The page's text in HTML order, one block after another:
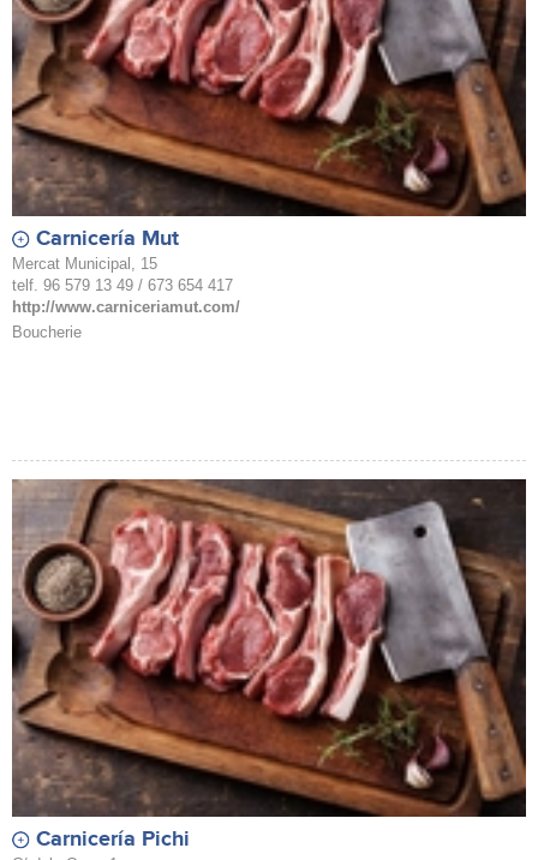
Carnicería Mut
Mercat Municipal, 15
telf. 96 579 13 49 / 673 654 417
http://www.carniceriamut.com/
Boucherie
Carnicería Pichi